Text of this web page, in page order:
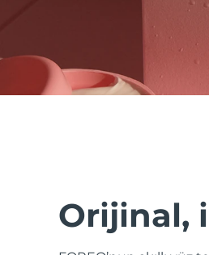
Orijinal,
FAQ™ Dual LED Panel